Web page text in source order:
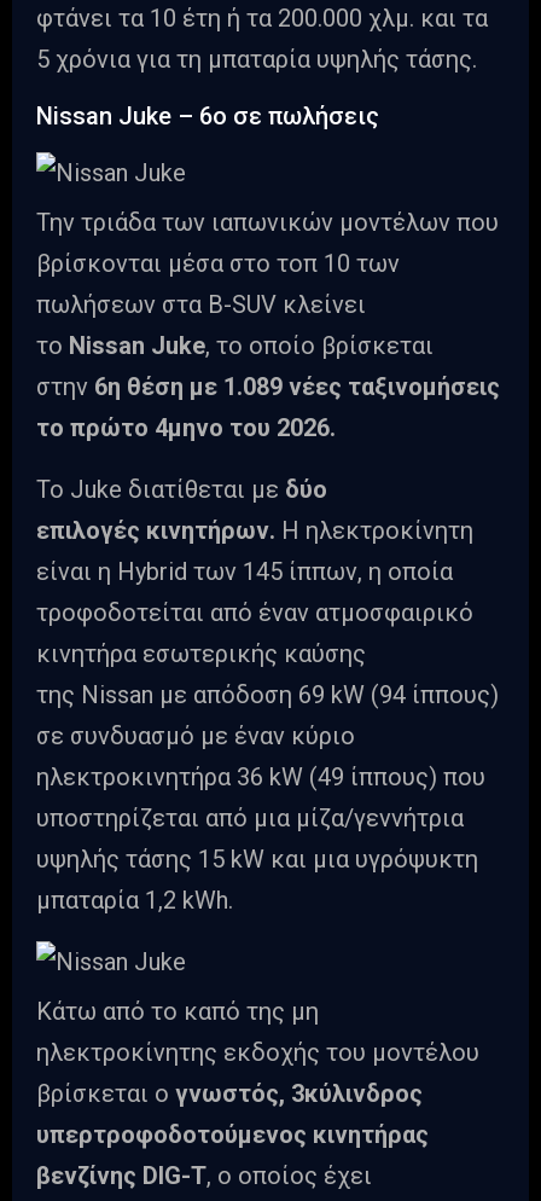
φτάνει τα 10 έτη ή τα 200.000 χλμ. και τα
5 χρόνια για τη μπαταρία υψηλής τάσης.
Nissan Juke – 6ο σε πωλήσεις
Την τριάδα των ιαπωνικών μοντέλων που
βρίσκονται μέσα στο τοπ 10 των
πωλήσεων στα B-SUV κλείνει
το Nissan Juke, το οποίο βρίσκεται
στην 6η θέση με 1.089 νέες ταξινομήσεις
το πρώτο 4μηνο του 2026.
Το Juke διατίθεται με δύο
επιλογές κινητήρων. Η ηλεκτροκίνητη
είναι η Hybrid των 145 ίππων, η οποία
τροφοδοτείται από έναν ατμοσφαιρικό
κινητήρα εσωτερικής καύσης
της Nissan με απόδοση 69 kW (94 ίππους)
σε συνδυασμό με έναν κύριο
ηλεκτροκινητήρα 36 kW (49 ίππους) που
υποστηρίζεται από μια μίζα/γεννήτρια
υψηλής τάσης 15 kW και μια υγρόψυκτη
μπαταρία 1,2 kWh.
Κάτω από το καπό της μη
ηλεκτροκίνητης εκδοχής του μοντέλου
βρίσκεται ο γνωστός, 3κύλινδρος
υπερτροφοδοτούμενος κινητήρας
βενζίνης DIG-T, ο οποίος έχει